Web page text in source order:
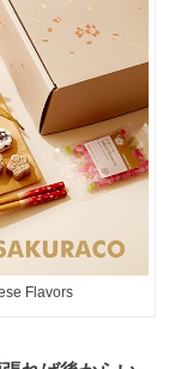
Flavors